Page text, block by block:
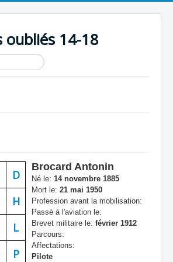
oubliés 14-18
D
H
L
P
Brocard Antonin
Né le: 14 novembre 1885
Mort le: 21 mai 1950
Profession avant la mobilisation:
Passé à l'aviation le:
Brevet militaire le: février 1912
Parcours:
Affectations:
Pilote